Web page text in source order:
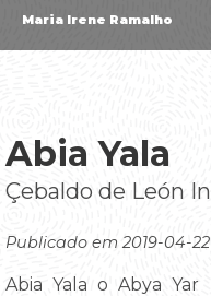
Maria Irene Ramalho
Abia Yala
Çebaldo de León
Publicado em 2019-04-22
Abia Yala o Abya